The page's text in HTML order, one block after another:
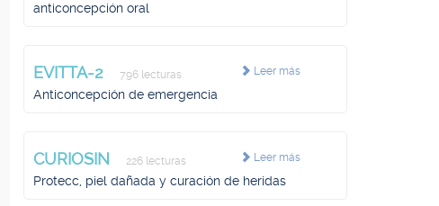
anticoncepción oral
Leer más
EVITTA-2 796 lecturas
Anticoncepción de emergencia
Leer más
CURIOSIN 226 lecturas
Protecc, piel dañada y curación de heridas